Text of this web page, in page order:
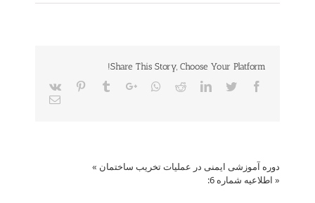
Share This Story, Choose Your Platform!
Facebook
Twitter
LinkedIn
Reddit
Whatsapp
Google+
Tumblr
Pinterest
Vk
Email
دوره آموزشی ایمنی در عملیات تخریب ساختمان »
« اطلاعیه شماره 6: